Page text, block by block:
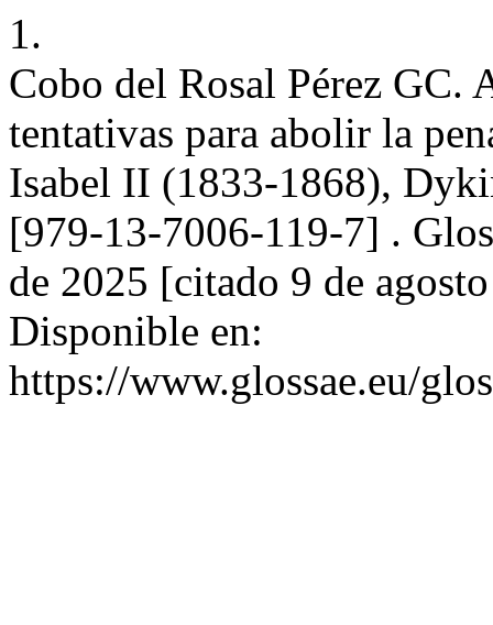
1.
Cobo del Rosal Pérez GC.
tentativas para abolir la
Isabel II (1833-1868),
[979-13-7006-119-7] .
de 2025 [citado 9 de
Disponible en:
https://www.glossae.eu/